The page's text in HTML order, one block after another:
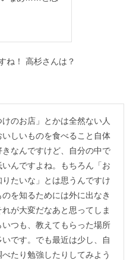
！ 高杉さんは？
のお店」とかは全然ない人
いしいものを食べること自体
きなんですけど、自分の中で
んですよね。もちろん「お
たいな」とは思うんですけ
を知るためには外に出なき
が大変だなあと思ってしま
つも、教えてもらった場所
です。でも最近は少し、自
たり勉強したりしてみよう